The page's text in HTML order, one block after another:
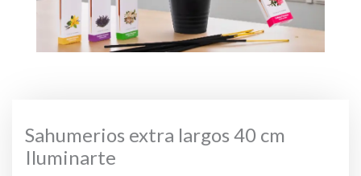
Sahumerios extra largos 40 cm
Iluminarte